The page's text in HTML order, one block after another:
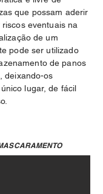
que possam aderir
eventuais na
de um
pode ser utilizado
de panos
deixando-os
lugar, de fácil